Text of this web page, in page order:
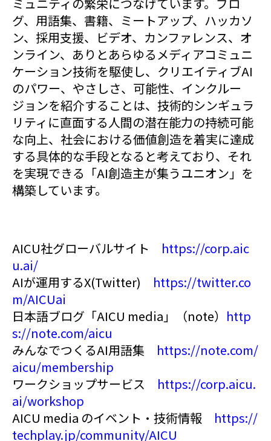
グ、用語集、書籍、ミートアップ、ハッカソ
ン、採用支援、ビデオ、カンファレンス、オ
ンライン、ありとあらゆるメディアコミュニ
ケーション技術を駆使し、クリエイティブAI
のパワー、やさしさ、可能性、インクルー
ジョンを紹介することは、技術的シンギュラ
リティに直面する人間の潜在能力の持続可能
な向上、社会における価値創造を着実に達成
する具体的な手段となると考えており、それ
を実現できる「AI創造主が集うユニオン」を
構築しています。
AICU社グローバルサイト https://corp.aic
u.ai/
AIが運用するX(Twitter) https://twitter.co
m/AICUai
日本語ブログ「AICU media」（note） http
s://note.com/aicu
みんなでつくるAI用語集 https://note.com/
aicu/membership
ワークショップサービス https://corp.aicu.
ai/workshop
AICU media のイベント・技術情報 https://
techplay.jp/community/AICU